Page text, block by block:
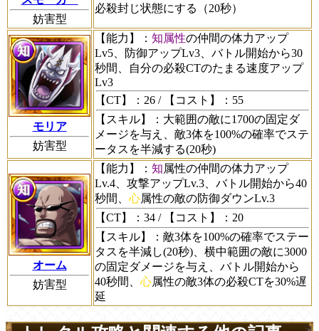
妨害型
必殺封じ状態にする（20秒）
モリア
妨害型
【能力】 ： 知属性の仲間の体力アップ
Lv5、防御アップLv3、バトル開始から30
秒間、自分の必殺CTのたまる速度アップ
Lv3
【CT】
：26 / 【コスト】
：55
【スキル】
：大範囲の敵に1700の固定ダ
メージを与え、敵3体を100%の確率でステ
ータスを半減する(20秒)
オーム
妨害型
【能力】 ： 知属性の仲間の体力アップ
Lv.4、攻撃アップLv.3、バトル開始から40
秒間、 心属性の敵の防御ダウンLv.3
【CT】
：34 / 【コスト】
：20
【スキル】
：敵3体を100%の確率でステー
タスを半減し(20秒)、横中範囲の敵に3000
の固定ダメージを与え、バトル開始から
40秒間、 心属性の敵3体の必殺CTを30%遅
延